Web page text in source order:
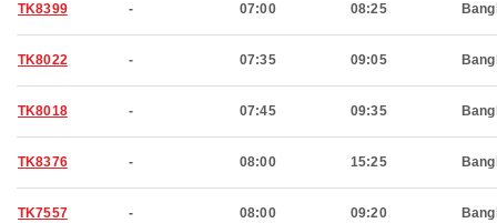
TK8399 - 07:00 08:25
TK8022 - 07:35 09:05
TK8018 - 07:45 09:35
TK8376 - 08:00 15:25
TK7557 - 08:00 09:20